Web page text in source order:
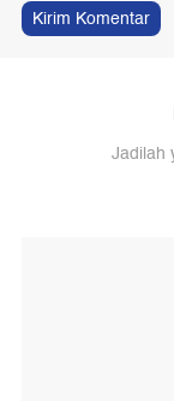
Kirim Komentar
Jadilah